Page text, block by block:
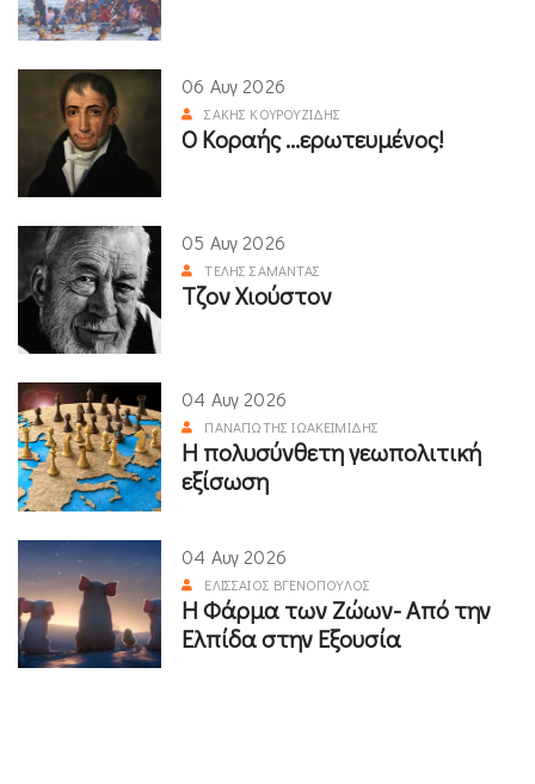
06 Αυγ 2026
ΣΆΚΗΣ ΚΟΥΡΟΥΖΊΔΗΣ
Ο Κοραής ...ερωτευμένος!
05 Αυγ 2026
ΤΈΛΗΣ ΣΑΜΑΝΤΆΣ
Τζον Χιούστον
04 Αυγ 2026
ΠΑΝΑΓΙΏΤΗΣ ΙΩΑΚΕΙΜΊΔΗΣ
Η πολυσύνθετη γεωπολιτική
εξίσωση
04 Αυγ 2026
ΕΛΙΣΣΑΊΟΣ ΒΓΕΝΌΠΟΥΛΟΣ
Η Φάρμα των Ζώων- Από την
Ελπίδα στην Εξουσία